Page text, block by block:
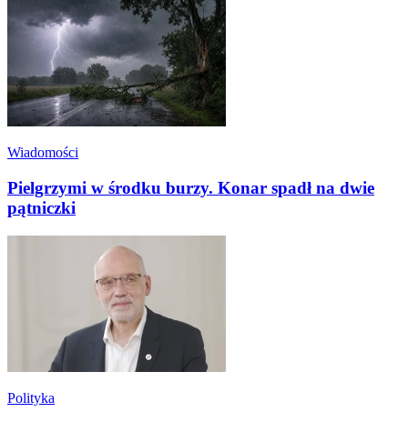
Wiadomości
Pielgrzymi w środku burzy. Konar spadł na dwie
pątniczki
Polityka